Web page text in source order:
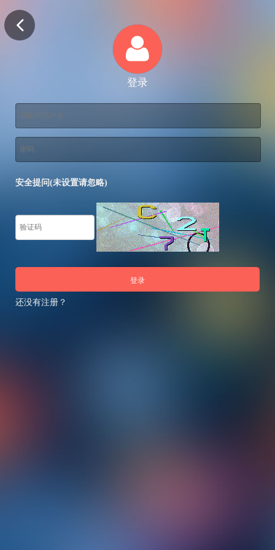
登录
安全提问(未设置请忽略)
登录
还没有注册？